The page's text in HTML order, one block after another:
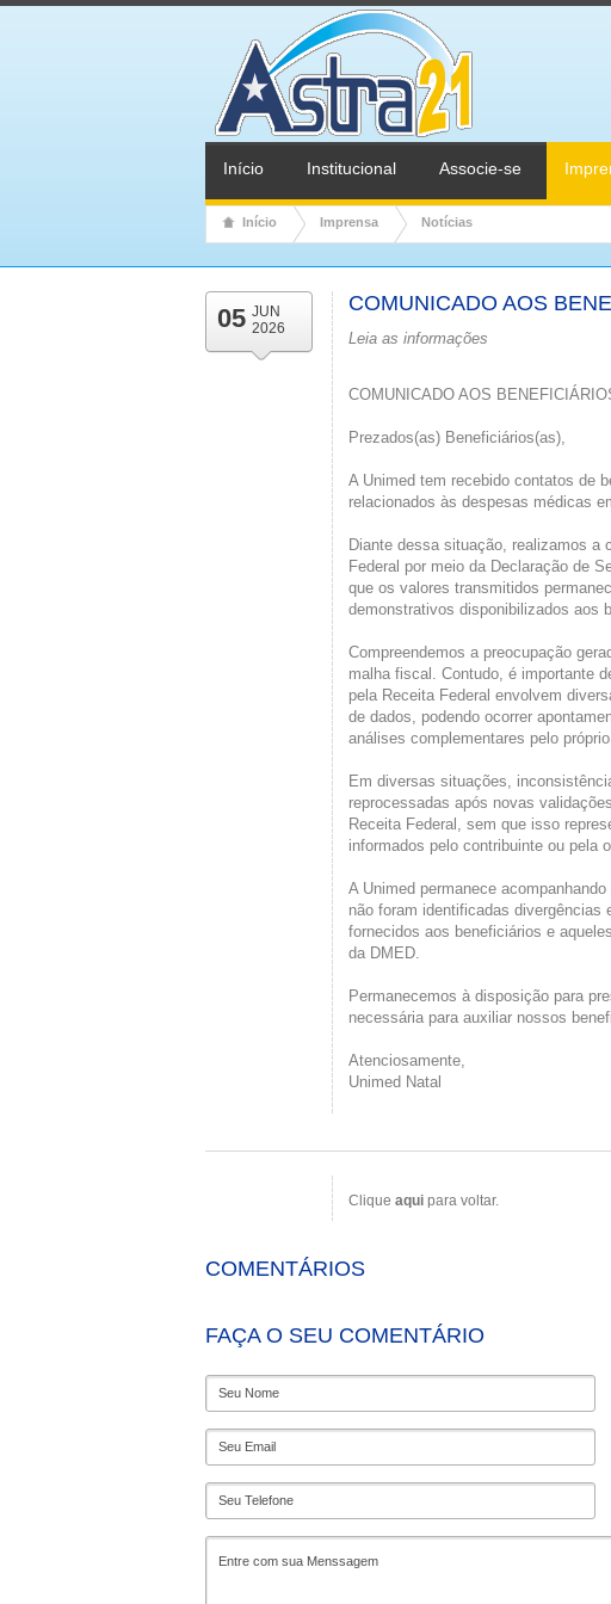
Início Institucional Associe-se
Início Imprensa Notícias
05 JUN
2026
COMUNICADO AOS
Leia as informações
COMUNICADO AOS
Prezados(as) Beneficiários(as),
A Unimed tem recebido contatos de
relacionados às despesas médicas
Diante dessa situação, realizamos a
Federal por meio da Declaração de
que os valores transmitidos
demonstrativos disponibilizados aos
Compreendemos a preocupação
malha fiscal. Contudo, é importante
pela Receita Federal envolvem
de dados, podendo ocorrer
análises complementares pelo
Em diversas situações,
reprocessadas após novas
Receita Federal, sem que isso
informados pelo contribuinte ou pela
A Unimed permanece
não foram identificadas
fornecidos aos beneficiários e
da DMED.
Permanecemos à disposição para
necessária para auxiliar nossos
Atenciosamente,
Unimed Natal
Clique aqui para voltar.
COMENTÁRIOS
FAÇA O SEU COMENTÁRIO